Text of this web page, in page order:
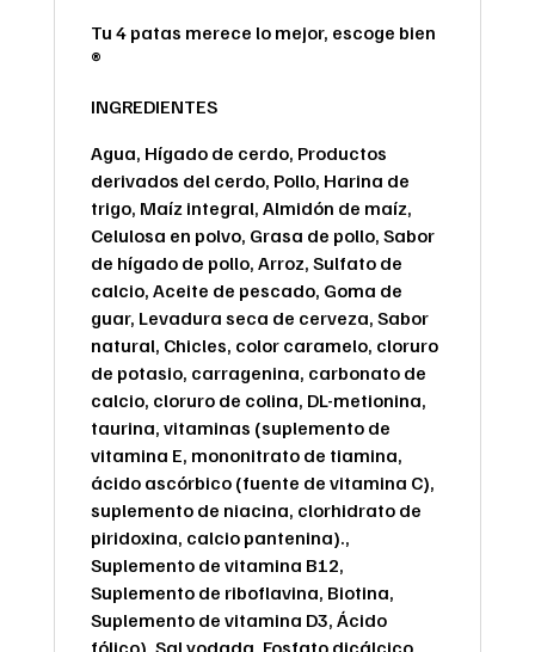
Tu 4 patas merece lo mejor, escoge bien
®
INGREDIENTES
Agua, Hígado de cerdo, Productos
derivados del cerdo, Pollo, Harina de
trigo, Maíz integral, Almidón de maíz,
Celulosa en polvo, Grasa de pollo, Sabor
de hígado de pollo, Arroz, Sulfato de
calcio, Aceite de pescado, Goma de
guar, Levadura seca de cerveza, Sabor
natural, Chicles, color caramelo, cloruro
de potasio, carragenina, carbonato de
calcio, cloruro de colina, DL-metionina,
taurina, vitaminas (suplemento de
vitamina E, mononitrato de tiamina,
ácido ascórbico (fuente de vitamina C),
suplemento de niacina, clorhidrato de
piridoxina, calcio pantenina).,
Suplemento de vitamina B12,
Suplemento de riboflavina, Biotina,
Suplemento de vitamina D3, Ácido